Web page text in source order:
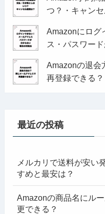
つ？・キャン
Amazonにログ
ス・パスワー
Amazonの退会
再登録できる？
最近の投稿
メルカリで送料が安い
すめと最安は？
Amazonの商品名にル
更できる？